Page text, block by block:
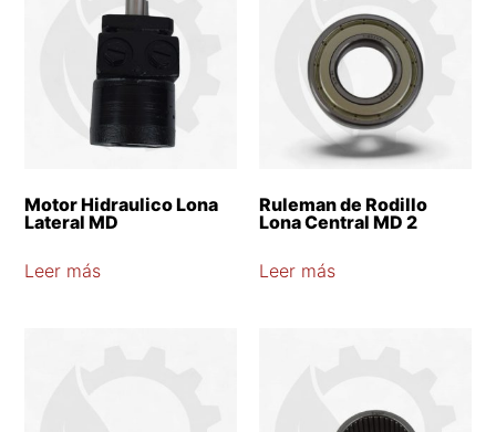
Motor Hidraulico Lona
Lateral MD
Leer más
Ruleman de Rodillo
Lona Central MD 2
Leer más